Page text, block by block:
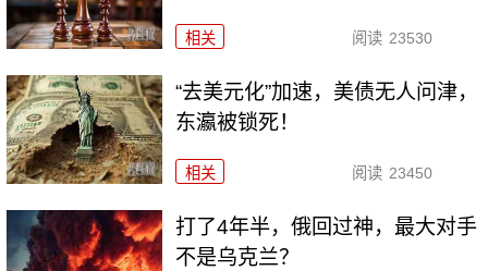
相关 阅读 23530
“去美元化”加速，美债无人问津，
东瀛被锁死！
相关 阅读 23450
打了4年半，俄回过神，最大对手
不是乌克兰？